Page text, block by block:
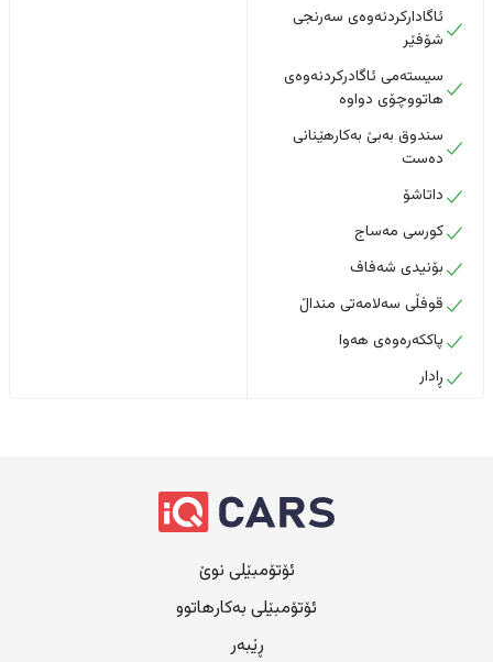
ئاگادارکردنەوەی سەرنجی
شۆفێر
سیستەمی ئاگادرکردنەوەی
هاتووچۆی دواوە
سندوق بەبێ بەکارهێنانی
دەست
داتاشۆ
کورسی مەساج
بۆنیدی شەفاف
قوفڵی سەلامەتی منداڵ
پاککەرەوەی هەوا
ڕادار
ئۆتۆمبێلی نوێ
ئۆتۆمبێلی بەکارهاتوو
ڕێبەر